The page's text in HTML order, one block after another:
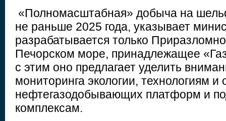
«Полномасштабная» добыча на
не раньше 2025 года, указывает
разрабатывается только
Печорском море, принадлежащее
с этим оно предлагает уделить
мониторинга экологии, технологиям
нефтегазодобывающих платформ и
комплексам.